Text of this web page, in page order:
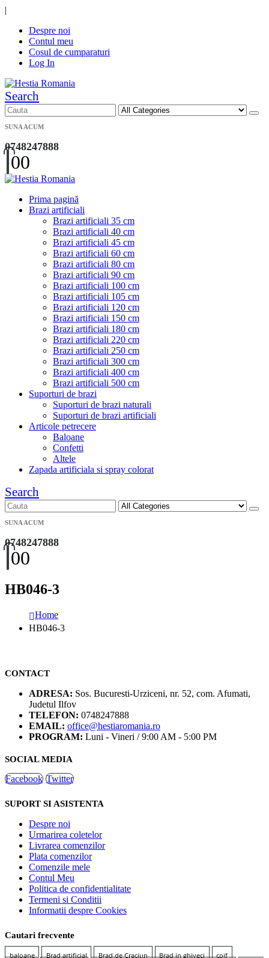
|
Despre noi
Contul meu
Cosul de cumparaturi
Log In
Search
SUNA ACUM
0748247888
00
Prima pagină
Brazi artificiali
Brazi artificiali 35 cm
Brazi artificiali 40 cm
Brazi artificiali 45 cm
Brazi artificiali 60 cm
Brazi artificiali 80 cm
Brazi artificiali 90 cm
Brazi artificiali 100 cm
Brazi artificiali 105 cm
Brazi artificiali 120 cm
Brazi artificiali 150 cm
Brazi artificiali 180 cm
Brazi artificiali 220 cm
Brazi artificiali 250 cm
Brazi artificiali 300 cm
Brazi artificiali 400 cm
Brazi artificiali 500 cm
Suporturi de brazi
Suporturi de brazi naturali
Suporturi de brazi artificiali
Articole petrecere
Baloane
Confetti
Altele
Zapada artificiala si spray colorat
Search
SUNA ACUM
0748247888
00
HB046-3
Home
HB046-3
CONTACT
ADRESA: Sos. Bucuresti-Urziceni, nr. 52, com. Afumati,
Judetul Ilfov
TELEFON: 0748247888
EMAIL: office@hestiaromania.ro
PROGRAM: Luni - Vineri / 9:00 AM - 5:00 PM
SOCIAL MEDIA
Facebook Twitter
SUPORT SI ASISTENTA
Despre noi
Urmarirea coletelor
Livrarea comenzilor
Plata comenzilor
Comenzile mele
Contul Meu
Politica de confidentialitate
Termeni si Conditii
Informatii despre Cookies
Cautari frecvente
baloane Brad artificial Brad de Craciun Brad in ghiveci
coif